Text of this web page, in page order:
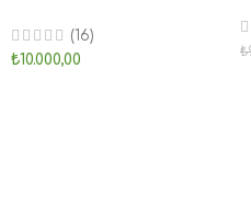
(16)
₺10.000,00 ₺